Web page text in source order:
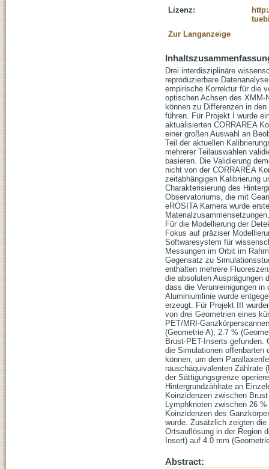
Lizenz:
Zur Langanzeige
Drei interdisziplinäre
reproduzierbare
empirische Korrektur für die
optischen Achsen des XMM-
können zu Differenzen in
führen. Für Projekt I wurde
aktualisierten CORRAREA
einer großen Auswahl an
Teil der aktuellen
mehrerer Teilauswahlen
basieren. Die Validierung
nicht von der CORRAREA
zeitabhängigen Kalibrierung
Charakterisierung des
Observatoriums, die mit
eROSITA Kamera wurde
Für die Modellierung der
Fokus auf präziser
Softwaresystem für
Messungen im Orbit im
Gegensatz zu
enthalten mehrere
die absoluten Ausprägungen
dass die Verunreinigungen
Aluminiumlinie wurde
erzeugt. Für Projekt III
von drei Geometrien eines
PET/MRI-
(Geometrie A), 2.7 %
Brust-PET-Inserts
die Simulationen offenbarten
können, um dem
rauschäquivalenten Zählrate
der Sättigungsgrenze
Hintergrundzählrate an
Koinzidenzen zwischen
Lymphknoten zwischen 26
Koinzidenzen des
wurde. Zusätzlich zeigten
Ortsauflösung in der Region
Insert) auf 4.0 mm
Abstract: